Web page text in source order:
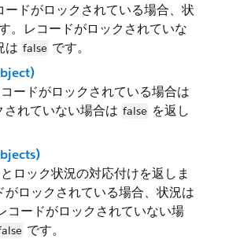
ードがロックされている場合、状
。レコードがロックされていな
は false です。
ードがロックされている場合は
されていない場合は false を返し
ロック状況の対応付けを返しま
がロックされている場合、状況は
コードがロックされていない場
です。